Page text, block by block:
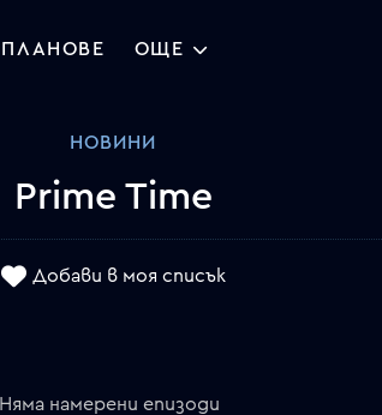
ПЛАНОВЕ ОЩЕ
НОВИНИ
Prime Time
Добави в моя списък
Няма намерени епизоди